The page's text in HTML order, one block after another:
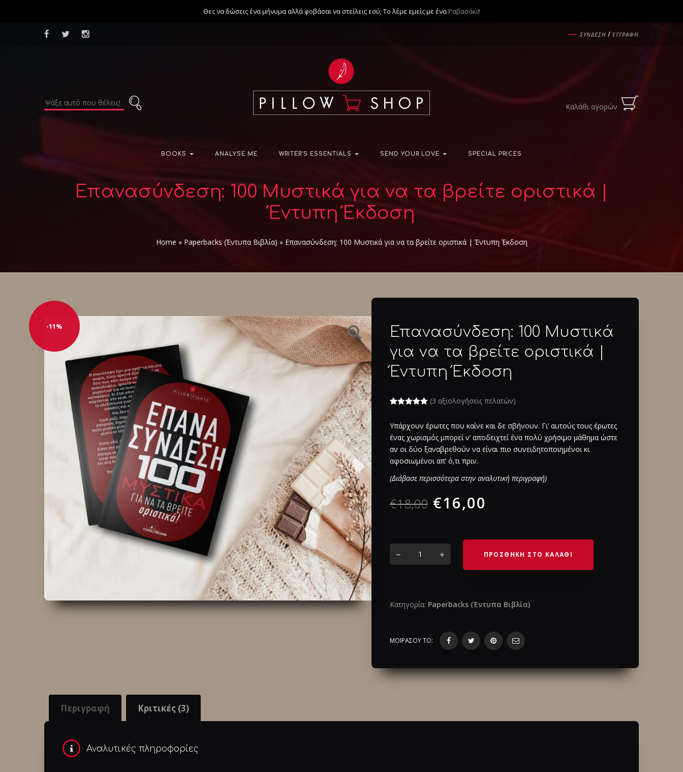
Θες να δώσεις ένα μήνυμα αλλά φοβάσαι να στείλεις εσύ; Το λέμε εμείς με ένα Ραβασάκι!
― ΣΥΝΔΕΣΗ /ΕΓΓΡΑΦΗ
Καλάθι αγορών
BOOKS ANALYSE ME WRITER’S ESSENTIALS SEND YOUR LOVE SPECIAL PRICES
Επανασύνδεση: 100 Μυστικά για να τα βρείτε οριστικά |
Έντυπη Έκδοση
Home » Paperbacks (Έντυπα Βιβλία) » Επανασύνδεση: 100 Μυστικά για να τα βρείτε οριστικά | Έντυπη Έκδοση
-11%
Επανασύνδεση: 100 Μυστικά
για να τα βρείτε οριστικά |
Έντυπη Έκδοση
από 5 με
βάση
βαθμολογίες
πελάτη
(3 αξιολογήσεις πελατών)
Υπάρχουν έρωτες που καίνε και δε σβήνουν. Γι’ αυτούς τους έρωτες
ένας χωρισμός μπορεί ν’ αποδειχτεί ένα πολύ χρήσιμο μάθημα ώστε
αν οι δύο ξαναβρεθούν να είναι πιο συνειδητοποιημένοι κι
αφοσιωμένοι απ’ ό,τι πριν.
(Διάβασε περισσότερα στην αναλυτική περιγραφή)
€18,00 €16,00
ΠΡΟΣΘΗΚΗ ΣΤΟ ΚΑΛΑΘΙ
Κατηγορία: Paperbacks (Έντυπα Βιβλία)
ΜΟΙΡΑΣΟΥ ΤΟ:
Περιγραφή Κριτικές (3)
Αναλυτικές πληροφορίες